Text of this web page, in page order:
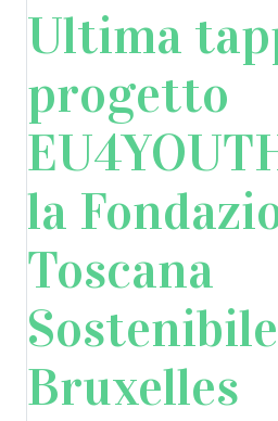
Ultima
progetto
la
Toscana
Bruxelles